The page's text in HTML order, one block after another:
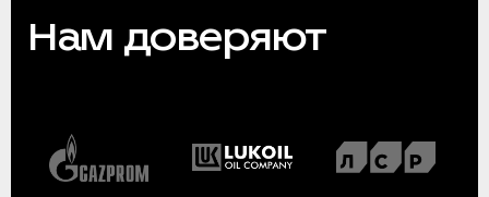
Нам доверяют